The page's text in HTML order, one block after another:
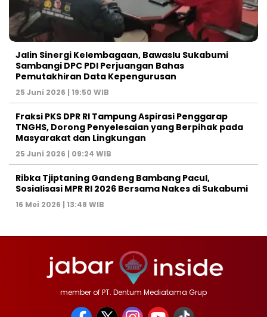
Jalin Sinergi Kelembagaan, Bawaslu Sukabumi
Sambangi DPC PDI Perjuangan Bahas
Pemutakhiran Data Kepengurusan
25 Juni 2026 | 19:50 WIB
‎Fraksi PKS DPR RI Tampung Aspirasi Penggarap
TNGHS, Dorong Penyelesaian yang Berpihak pada
Masyarakat dan Lingkungan‎
25 Juni 2026 | 09:24 WIB
Ribka Tjiptaning Gandeng Bambang Pacul,
Sosialisasi MPR RI 2026 Bersama Nakes di Sukabumi
16 Mei 2026 | 13:48 WIB
member of PT. Dentum Mediatama Grup